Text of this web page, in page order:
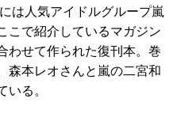
は人気アイドルグループ嵐
こで紹介しているマガジン
わせて作られた復刊本。巻
森本レオさんと嵐の二宮和
いる。